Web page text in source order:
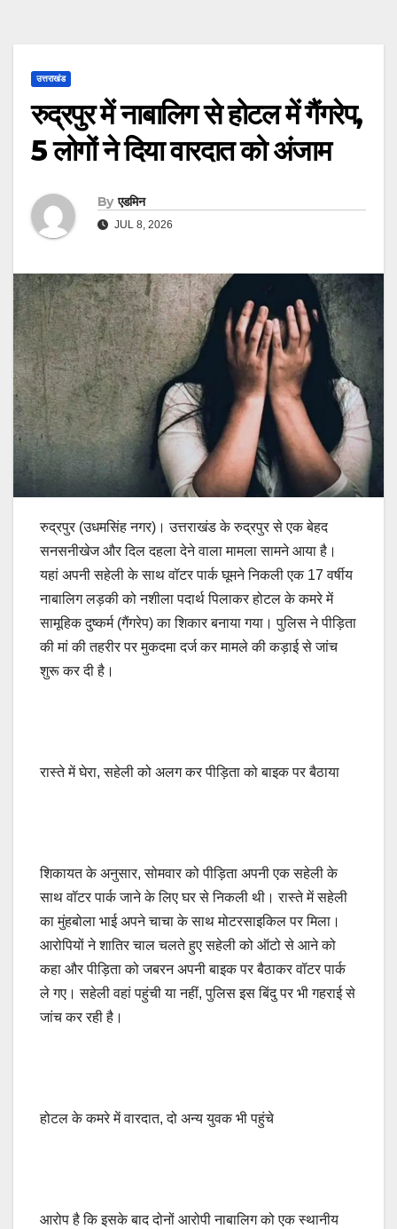
उत्तराखंड
रुद्रपुर में नाबालिग से होटल में गैंगरेप,
5 लोगों ने दिया वारदात को अंजाम
By एडमिन
JUL 8, 2026
रुद्रपुर (उधमसिंह नगर)। उत्तराखंड के रुद्रपुर से एक बेहद
सनसनीखेज और दिल दहला देने वाला मामला सामने आया है।
यहां अपनी सहेली के साथ वॉटर पार्क घूमने निकली एक 17 वर्षीय
नाबालिग लड़की को नशीला पदार्थ पिलाकर होटल के कमरे में
सामूहिक दुष्कर्म (गैंगरेप) का शिकार बनाया गया। पुलिस ने पीड़िता
की मां की तहरीर पर मुकदमा दर्ज कर मामले की कड़ाई से जांच
शुरू कर दी है।
रास्ते में घेरा, सहेली को अलग कर पीड़िता को बाइक पर बैठाया
शिकायत के अनुसार, सोमवार को पीड़िता अपनी एक सहेली के
साथ वॉटर पार्क जाने के लिए घर से निकली थी। रास्ते में सहेली
का मुंहबोला भाई अपने चाचा के साथ मोटरसाइकिल पर मिला।
आरोपियों ने शातिर चाल चलते हुए सहेली को ऑटो से आने को
कहा और पीड़िता को जबरन अपनी बाइक पर बैठाकर वॉटर पार्क
ले गए। सहेली वहां पहुंची या नहीं, पुलिस इस बिंदु पर भी गहराई से
जांच कर रही है।
होटल के कमरे में वारदात, दो अन्य युवक भी पहुंचे
आरोप है कि इसके बाद दोनों आरोपी नाबालिग को एक स्थानीय